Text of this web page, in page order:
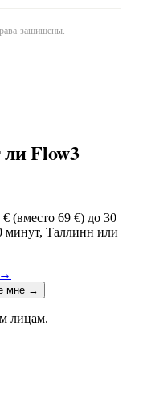
защищены.
ли Flow3
(вместо 69 €) до 30
минут, Таллинн или
→
мне →
лицам.